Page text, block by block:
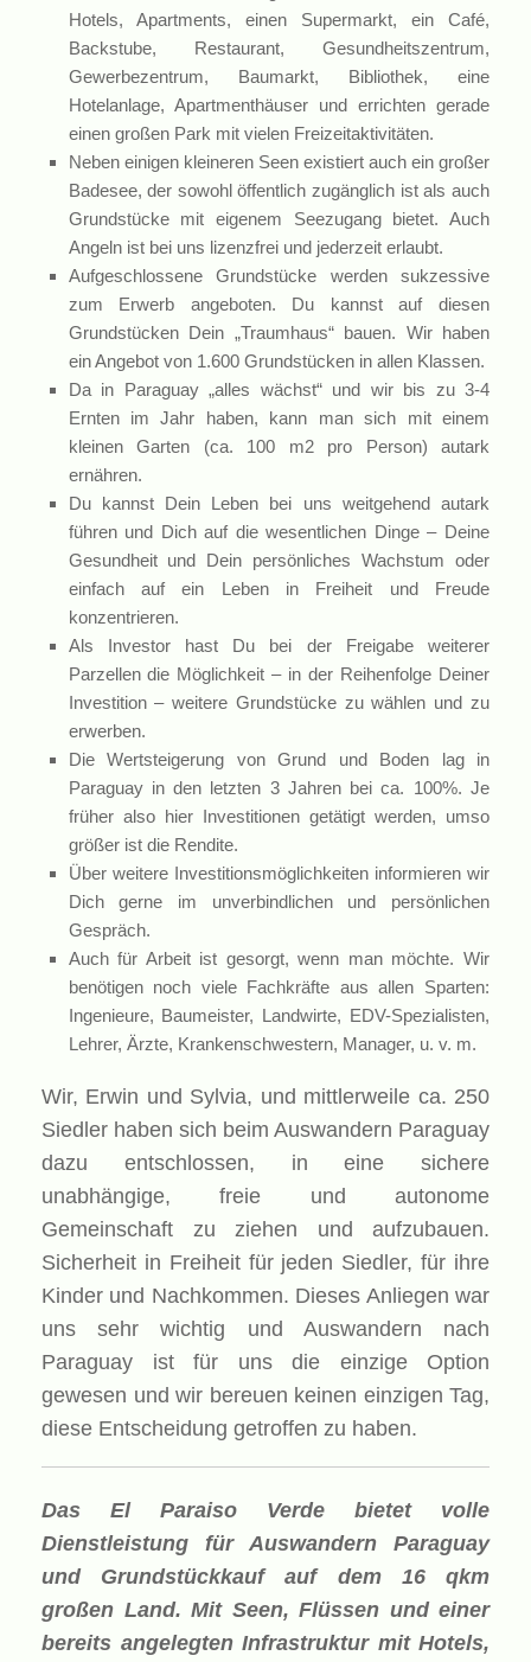
Hotels, Apartments, einen Supermarkt, ein Café,
Backstube, Restaurant, Gesundheitszentrum,
Gewerbezentrum, Baumarkt, Bibliothek, eine
Hotelanlage, Apartmenthäuser und errichten gerade
einen großen Park mit vielen Freizeitaktivitäten.
Neben einigen kleineren Seen existiert auch ein großer
Badesee, der sowohl öffentlich zugänglich ist als auch
Grundstücke mit eigenem Seezugang bietet. Auch
Angeln ist bei uns lizenzfrei und jederzeit erlaubt.
Aufgeschlossene Grundstücke werden sukzessive
zum Erwerb angeboten. Du kannst auf diesen
Grundstücken Dein „Traumhaus“ bauen. Wir haben
ein Angebot von 1.600 Grundstücken in allen Klassen.
Da in Paraguay „alles wächst“ und wir bis zu 3-4
Ernten im Jahr haben, kann man sich mit einem
kleinen Garten (ca. 100 m2 pro Person) autark
ernähren.
Du kannst Dein Leben bei uns weitgehend autark
führen und Dich auf die wesentlichen Dinge – Deine
Gesundheit und Dein persönliches Wachstum oder
einfach auf ein Leben in Freiheit und Freude
konzentrieren.
Als Investor hast Du bei der Freigabe weiterer
Parzellen die Möglichkeit – in der Reihenfolge Deiner
Investition – weitere Grundstücke zu wählen und zu
erwerben.
Die Wertsteigerung von Grund und Boden lag in
Paraguay in den letzten 3 Jahren bei ca. 100%. Je
früher also hier Investitionen getätigt werden, umso
größer ist die Rendite.
Über weitere Investitionsmöglichkeiten informieren wir
Dich gerne im unverbindlichen und persönlichen
Gespräch.
Auch für Arbeit ist gesorgt, wenn man möchte. Wir
benötigen noch viele Fachkräfte aus allen Sparten:
Ingenieure, Baumeister, Landwirte, EDV-Spezialisten,
Lehrer, Ärzte, Krankenschwestern, Manager, u. v. m.
Wir, Erwin und Sylvia, und mittlerweile ca. 250
Siedler haben sich beim Auswandern Paraguay
dazu entschlossen, in eine sichere
unabhängige, freie und autonome
Gemeinschaft zu ziehen und aufzubauen.
Sicherheit in Freiheit für jeden Siedler, für ihre
Kinder und Nachkommen. Dieses Anliegen war
uns sehr wichtig und Auswandern nach
Paraguay ist für uns die einzige Option
gewesen und wir bereuen keinen einzigen Tag,
diese Entscheidung getroffen zu haben.
Das El Paraiso Verde bietet volle
Dienstleistung für Auswandern Paraguay
und Grundstückkauf auf dem 16 qkm
großen Land. Mit Seen, Flüssen und einer
bereits angelegten Infrastruktur mit Hotels,